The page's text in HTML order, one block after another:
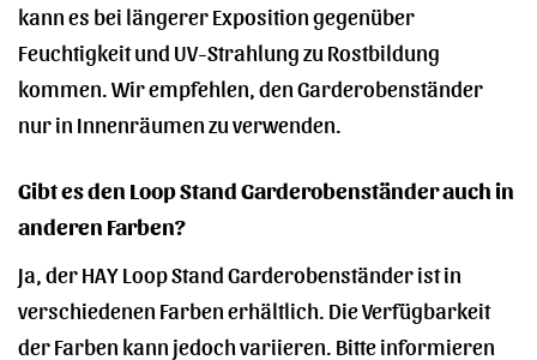
kann es bei längerer Exposition gegenüber
Feuchtigkeit und UV-Strahlung zu Rostbildung
kommen. Wir empfehlen, den Garderobenständer
nur in Innenräumen zu verwenden.
Gibt es den Loop Stand Garderobenständer auch in
anderen Farben?
Ja, der HAY Loop Stand Garderobenständer ist in
verschiedenen Farben erhältlich. Die Verfügbarkeit
der Farben kann jedoch variieren. Bitte informieren